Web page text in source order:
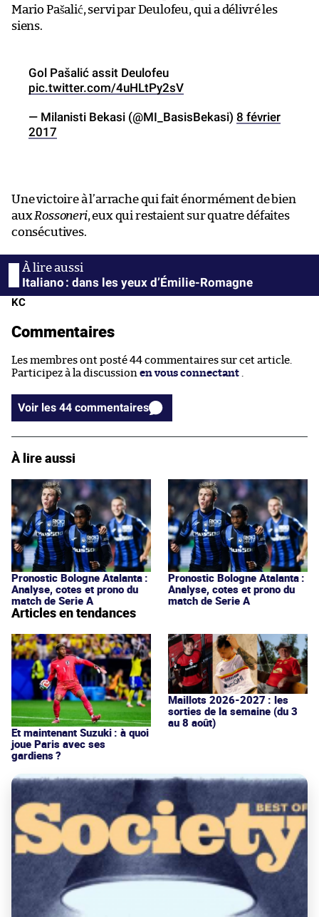
Mario Pašalić, servi par Deulofeu, qui a délivré les
siens.
Gol Pašalić assit Deulofeu
pic.twitter.com/4uHLtPy2sV
— Milanisti Bekasi (@MI_BasisBekasi) 8 février
2017
Une victoire à l’arrache qui fait énormément de bien
aux Rossoneri, eux qui restaient sur quatre défaites
consécutives.
Italiano : dans les yeux d’Émilie-Romagne
KC
Commentaires
Les membres ont posté 44 commentaires sur cet article.
Participez à la discussion en vous connectant
Voir les 44 commentaires
À lire aussi
Pronostic Bologne Atalanta :
Analyse, cotes et prono du
match de Serie A
Pronostic Bologne Atalanta :
Analyse, cotes et prono du
match de Serie A
Articles en tendances
Et maintenant Suzuki : à quoi
joue Paris avec ses
gardiens ?
Maillots 2026-2027 : les
sorties de la semaine (du 3
au 8 août)